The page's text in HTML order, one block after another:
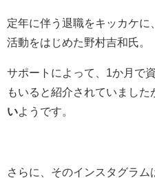
定年に伴う退職をキッカケに
活動をはじめた野村吉和氏。
サポートによって、1か月で
もいると紹介されていました
い ようです。
さらに、そのインスタグラム